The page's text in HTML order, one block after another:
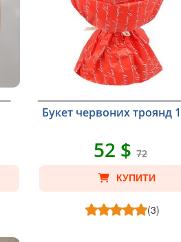
Букет червоних троянд
52 $72
КУПИТИ
(3)